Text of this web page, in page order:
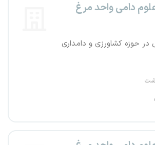
دامی واحد مرغ
در حوزه کشاورزی و دامداری